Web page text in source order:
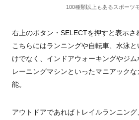
100種類以上もあるスポーツ
右上のボタン・ SELECTを押すと表示さ
こちらにはランニングや自転車、水泳
けでなく、インドアウォーキングやジ
レーニングマシンといったマニアック
能。
アウトドアであればトレイルランニン